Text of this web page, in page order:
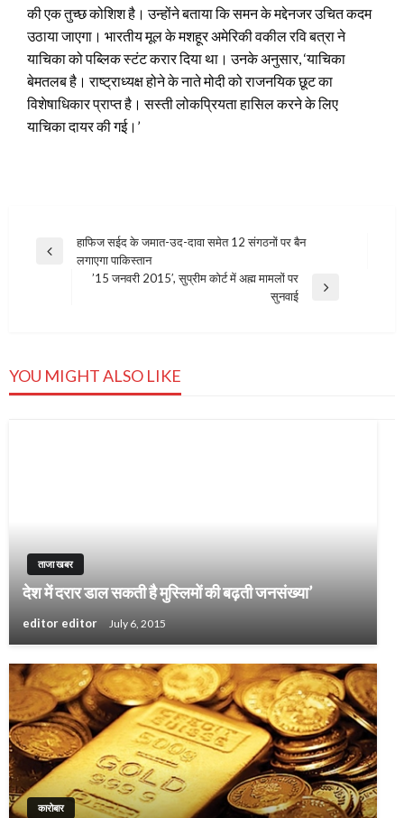
की एक तुच्छ कोशिश है। उन्होंने बताया कि समन के मद्देनजर उचित कदम
उठाया जाएगा। भारतीय मूल के मशहूर अमेरिकी वकील रवि बत्रा ने
याचिका को पब्लिक स्टंट करार दिया था। उनके अनुसार, ‘याचिका
बेमतलब है। राष्ट्राध्यक्ष होने के नाते मोदी को राजनयिक छूट का
विशेषाधिकार प्राप्त है। सस्ती लोकप्रियता हासिल करने के लिए
याचिका दायर की गई।’
Post
navigation
Previous
हाफिज सईद के जमात-उद-दावा समेत 12 संगठनों पर बैन
लगाएगा पाकिस्तान
’15 जनवरी 2015′, सुप्रीम कोर्ट में अह्म मामलों पर
सुनवाई
YOU MIGHT ALSO LIKE
ताजा खबर
देश में दरार डाल सकती है मुस्लिमों की बढ़ती जनसंख्या’
editor editor July 6, 2015
कारोबार